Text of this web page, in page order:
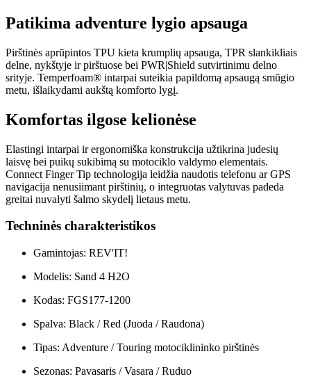
Patikima adventure lygio apsauga
Pirštinės aprūpintos TPU kieta krumplių apsauga, TPR slankikliais
delne, nykštyje ir pirštuose bei PWR|Shield sutvirtinimu delno
srityje. Temperfoam® intarpai suteikia papildomą apsaugą smūgio
metu, išlaikydami aukštą komforto lygį.
Komfortas ilgose kelionėse
Elastingi intarpai ir ergonomiška konstrukcija užtikrina judesių
laisvę bei puikų sukibimą su motociklo valdymo elementais.
Connect Finger Tip technologija leidžia naudotis telefonu ar GPS
navigacija nenusiimant pirštinių, o integruotas valytuvas padeda
greitai nuvalyti šalmo skydelį lietaus metu.
Techninės charakteristikos
Gamintojas: REV'IT!
Modelis: Sand 4 H2O
Kodas: FGS177-1200
Spalva: Black / Red (Juoda / Raudona)
Tipas: Adventure / Touring motociklininko pirštinės
Sezonas: Pavasaris / Vasara / Ruduo